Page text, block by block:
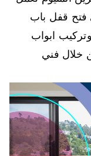
فتح قفل باب
ابواب
خلال فني